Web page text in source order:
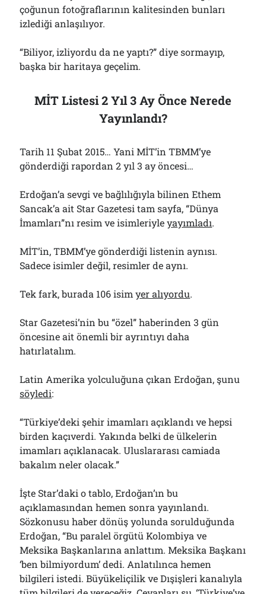
çoğunun fotoğraflarının kalitesinden bunları
izlediği anlaşılıyor.
“Biliyor, izliyordu da ne yaptı?” diye sormayıp,
başka bir haritaya geçelim.
MİT Listesi 2 Yıl 3 Ay Önce Nerede
Yayınlandı?
Tarih 11 Şubat 2015… Yani MİT’in TBMM’ye
gönderdiği rapordan 2 yıl 3 ay öncesi…
Erdoğan’a sevgi ve bağlılığıyla bilinen Ethem
Sancak’a ait Star Gazetesi tam sayfa, “Dünya
İmamları”nı resim ve isimleriyleyayımladı.
MİT’in, TBMM’ye gönderdiği listenin aynısı.
Sadece isimler değil, resimler de aynı.
Tek fark, burada 106 isimyer alıyordu.
Star Gazetesi’nin bu “özel” haberinden 3 gün
öncesine ait önemli bir ayrıntıyı daha
hatırlatalım.
Latin Amerika yolculuğuna çıkan Erdoğan, şunu
söyledi:
“Türkiye’deki şehir imamları açıklandı ve hepsi
birden kaçıverdi. Yakında belki de ülkelerin
imamları açıklanacak. Uluslararası camiada
bakalım neler olacak.”
İşte Star’daki o tablo, Erdoğan’ın bu
açıklamasından hemen sonra yayınlandı.
Sözkonusu haber dönüş yolunda sorulduğunda
Erdoğan, “Bu paralel örgütü Kolombiya ve
Meksika Başkanlarına anlattım. Meksika Başkanı
‘ben bilmiyordum’ dedi. Anlatılınca hemen
bilgileri istedi. Büyükeliçilik ve Dışişleri kanalıyla